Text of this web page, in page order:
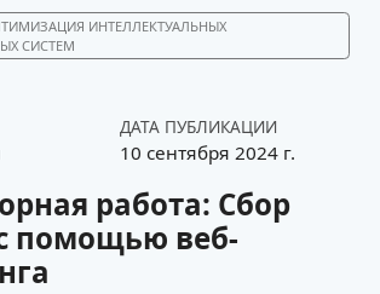
ИНТЕЛЛЕКТУАЛЬНЫХ
СИСТЕМ
ДАТА ПУБЛИКАЦИИ
10 сентября 2024 г.
работа: Сбор
помощью веб-